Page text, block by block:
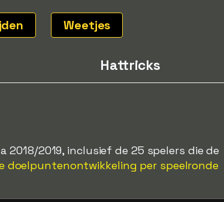
Weetjes
Hattricks
2019, inclusief de 25 spelers die de
doelpuntenontwikkeling per speelronde